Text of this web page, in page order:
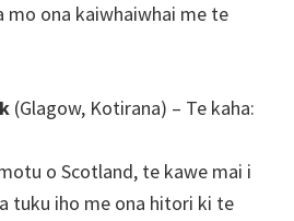
mo ona kaiwhaiwhai me te
(Glagow, Kotirana) – Te kaha:
o Scotland, te kawe mai i
tuku iho me ona hitori ki te